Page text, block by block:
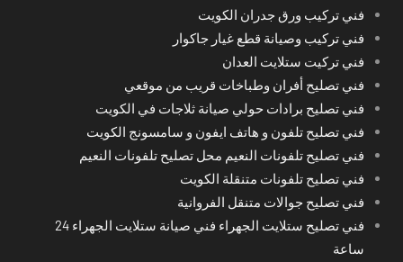
فني تركيب ورق جدران الكويت
فني تركيب وصيانة قطع غيار جاكوار
فني تركيت ستلايت العدان
فني تصليح أفران وطباخات قريب من موقعي
فني تصليح برادات حولي صيانة ثلاجات في الكويت
فني تصليح تلفون و هاتف ايفون و سامسونج الكويت
فني تصليح تلفونات النعيم محل تصليح تلفونات النعيم
فني تصليح تلفونات متنقلة الكويت
فني تصليح جوالات متنقل الفروانية
فني تصليح ستلايت الجهراء فني صيانة ستلايت الجهراء 24
ساعة